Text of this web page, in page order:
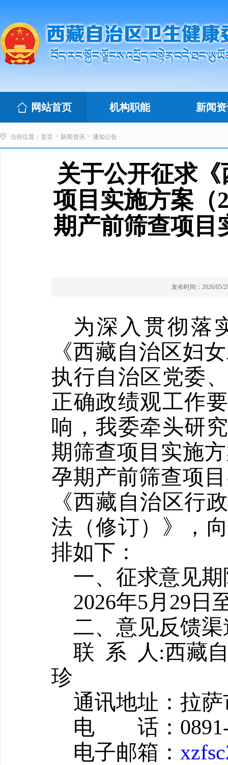
网站首页 机构职能 新闻
当前位置： 首页 > 新闻资讯 > 通知公告
关于公开征求
项目实施方案（
期产前筛查项目
发布时间：2026/05/
为深入 贯彻落
《西藏自治区妇
执行自治区党委
正确政绩观工作
响，我委牵头研
期筛查项目实施
孕期产前筛查项
《西藏自治区行
法（修订）》，
排如下：
一、征求意见期
2026年5月 29 日
二、意见反馈渠
联 系 人 :西藏
珍
通讯地址：拉萨
电
话：
电子邮箱：